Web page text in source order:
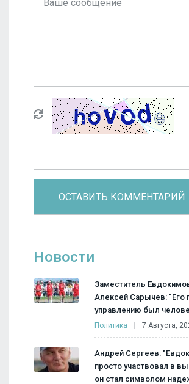
Новости
Заместитель
Алексей Сарычев: "Его
управлению был
Политика 7 Августа,
Андрей Сергеев:
просто участвовал в
он стал символом